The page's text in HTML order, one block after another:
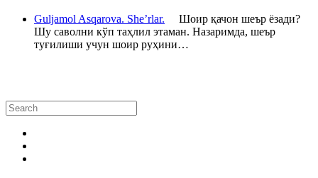
Guljamol Asqarova. She’rlar. Шоир қачон шеър ёзади?
Шу саволни кўп таҳлил этаман. Назаримда, шеър
туғилиши учун шоир руҳини…